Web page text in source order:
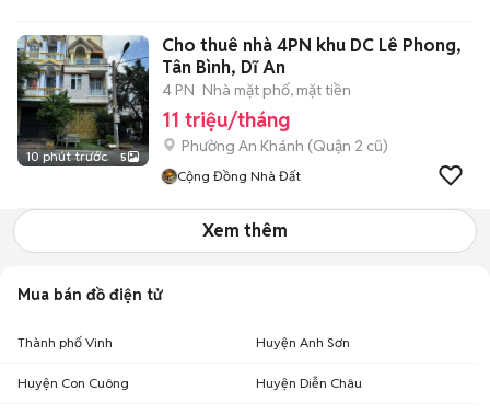
10 phút trước 5
Cho thuê nhà 4PN khu DC Lê Phong,
Tân Bình, Dĩ An
4 PN Nhà mặt phố, mặt tiền
11 triệu/tháng
Phường An Khánh (Quận 2 cũ)
Cộng Đồng Nhà Đất
Xem thêm
Mua bán đồ điện tử
Thành phố Vinh Huyện Anh Sơn
Huyện Con Cuông Huyện Diễn Châu